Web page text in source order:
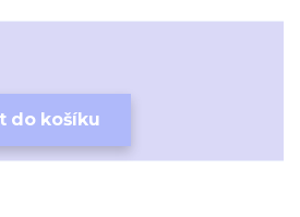
do košíku